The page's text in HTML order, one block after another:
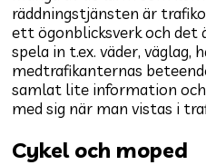
räddningstjänsten är
ett ögonblicksverk och det
spela in t.ex. väder, väglag,
medtrafikanternas
samlat lite information
med sig när man vistas i
Cykel och moped